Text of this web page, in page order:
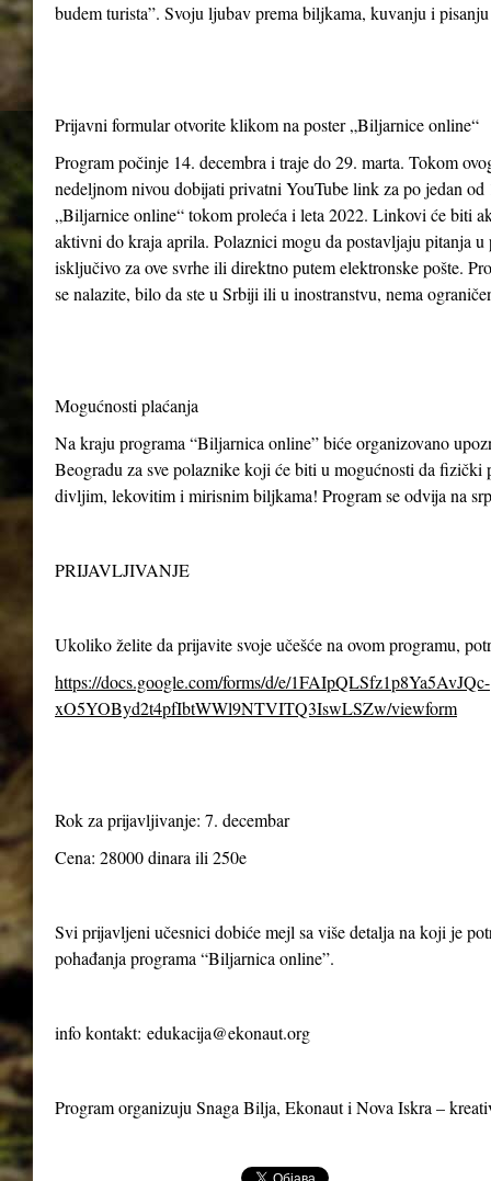
budem turista”. Svoju ljubav prema biljkama, kuvanju i
Prijavni formular otvorite klikom na poster „Biljarnice online“
Program počinje 14. decembra i traje do 29. marta. Tokom
nedeljnom nivou dobijati privatni YouTube link za po jedan
„Biljarnice online“ tokom proleća i leta 2022. Linkovi će biti
aktivni do kraja aprila. Polaznici mogu da postavljaju pitanja
isključivo za ove svrhe ili direktno putem elektronske pošte.
se nalazite, bilo da ste u Srbiji ili u inostranstvu, nema
Mogućnosti plaćanja
Na kraju programa “Biljarnica online” biće organizovano
Beogradu za sve polaznike koji će biti u mogućnosti da
divljim, lekovitim i mirisnim biljkama! Program se odvija na
PRIJAVLJIVANJE
Ukoliko želite da prijavite svoje učešće na ovom programu,
https://docs.google.com/forms/d/e/1FAIpQLSfz1p8Ya5AvJQc-
xO5YOByd2t4pfIbtWWl9NTVITQ3IswLSZw/viewform
Rok za prijavljivanje: 7. decembar
Cena: 28000 dinara ili 250e
Svi prijavljeni učesnici dobiće mejl sa više detalja na koji je
pohađanja programa “Biljarnica online”.
info kontakt: edukacija@ekonaut.org
Program organizuju Snaga Bilja, Ekonaut i Nova Iskra –